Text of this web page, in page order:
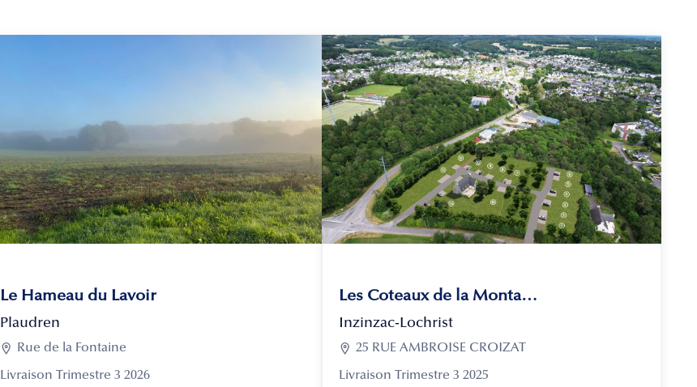
Le Hameau du Lavoir
Plaudren
 Rue de la Fontaine
Livraison Trimestre 3 2026
Les Coteaux de la Montagne
Inzinzac-Lochrist
 25 RUE AMBROISE CROIZAT
Livraison Trimestre 3 2025